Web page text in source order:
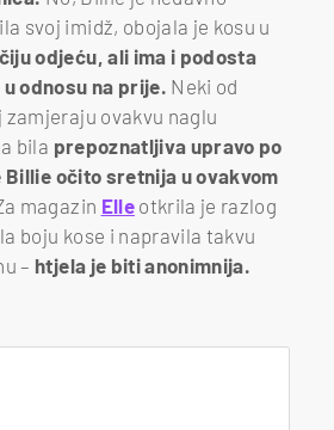
svoj imidž, obojala je kosu u
odjeću, ali ima i podosta
odnosu na prije. Neki od
ovakvu naglu
bila prepoznatljiva upravo po
Billie očito sretnija u ovakvom
magazin Elleotkrila je razlog
boju kose i napravila takvu
– htjela je biti anonimnija.